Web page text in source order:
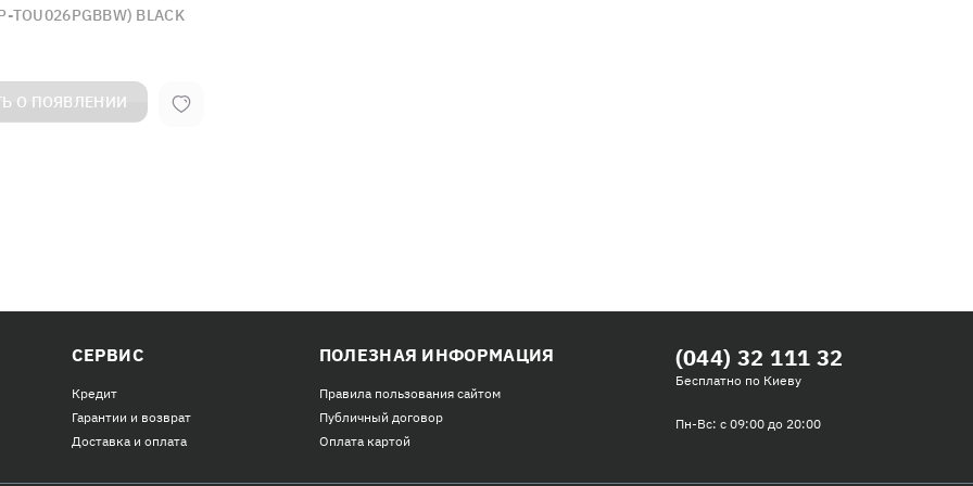
TOU026PGBBW) BLACK
О ПОЯВЛЕНИИ
СЕРВИС
Кредит
Гарантии и возврат
Доставка и оплата
ПОЛЕЗНАЯ ИНФОРМАЦИЯ
Правила пользования сайтом
Публичный договор
Оплата картой
(044) 32 111 32
Бесплатно по Киеву
Пн-Вс: с 09:00 до 20:00